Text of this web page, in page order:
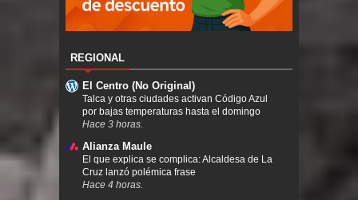
REGIONAL
El Centro (No Original)
Talca y otras ciudades activan Código Azul
por bajas temperaturas hasta el domingo
Hace 3 horas.
Alianza Maule
El que explica se complica: Alcaldesa de La
Cruz lanzó polémica frase
Hace 4 horas.